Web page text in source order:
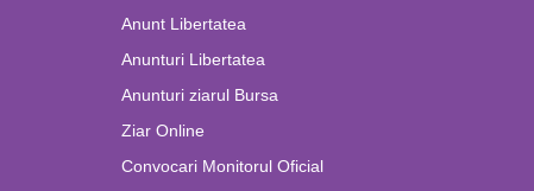
Anunt Libertatea
Anunturi Libertatea
Anunturi ziarul Bursa
Ziar Online
Convocari Monitorul Oficial